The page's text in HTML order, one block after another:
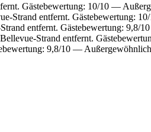
Gästebewertung: 10/10 —
Strand entfernt. Gästebewertung:
entfernt. Gästebewertung: 9,8/
Strand entfernt.
9,8/10 —